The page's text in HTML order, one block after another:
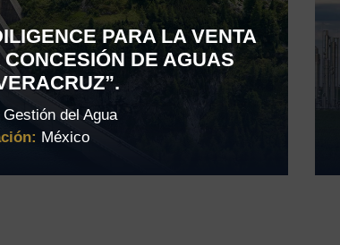
PARA LA VENTA
CONCESIÓN DE AGUAS
Gestión del Agua
México